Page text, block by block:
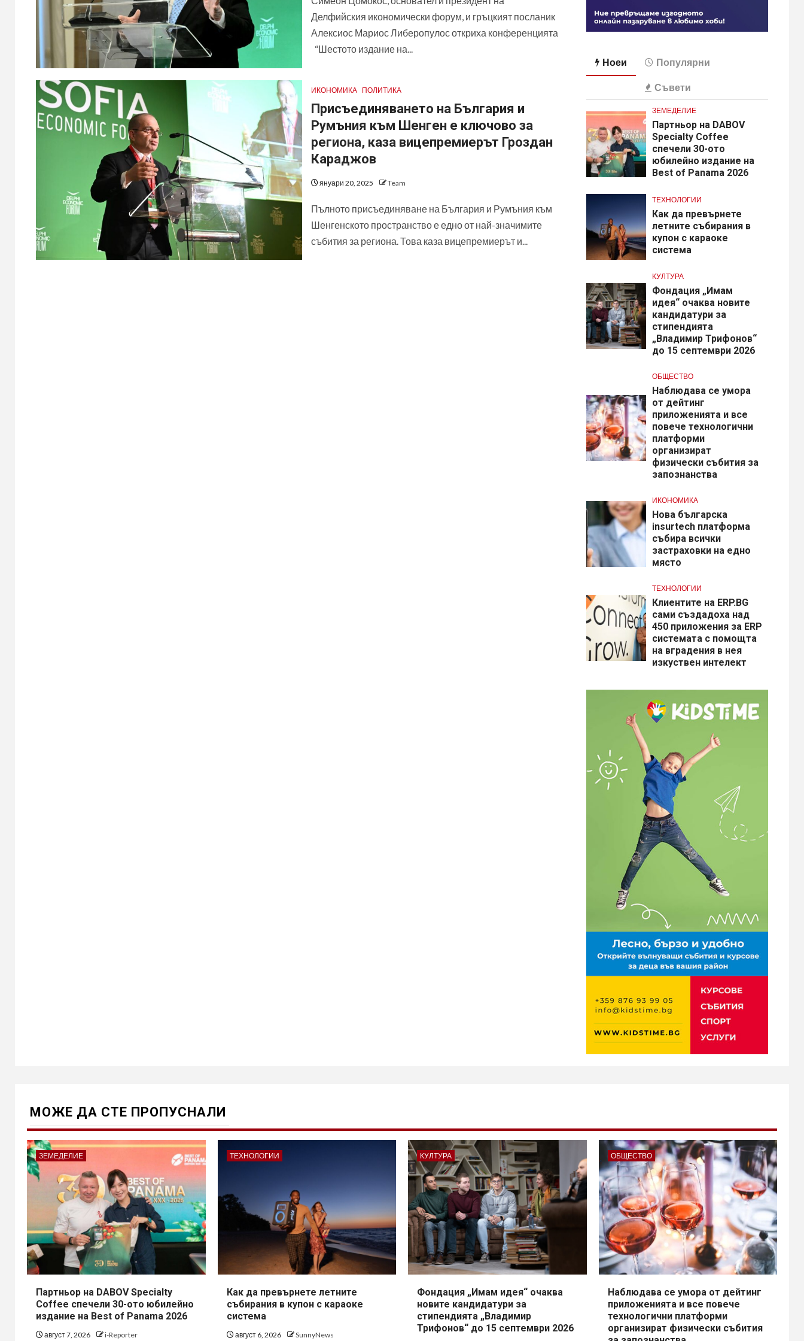
Делфийския икономически форум, и гръцкият посланик
Алексиос Мариос Либеропулос откриха конференцията
“Шестото издание на...
ИКОНОМИКА ПОЛИТИКА
Присъединяването на България и
Румъния към Шенген е ключово за
региона, каза вицепремиерът Гроздан
Караджов
януари 20, 2025 Team
Пълното присъединяване на България и Румъния към
Шенгенското пространство е едно от най-значимите
събития за региона. Това каза вицепремиерът и...
Ноеи Популярни
Съвети
ЗЕМЕДЕЛИЕ
Партньор на DABOV
Specialty Coffee
спечели 30-ото
юбилейно издание на
Best of Panama 2026
ТЕХНОЛОГИИ
Как да превърнете
летните събирания в
купон с караоке
система
КУЛТУРА
Фондация „Имам
идея“ очаква новите
кандидатури за
стипендията
„Владимир Трифонов“
до 15 септември 2026
ОБЩЕСТВО
Наблюдава се умора
от дейтинг
приложенията и все
повече технологични
платформи
организират
физически събития за
запознанства
ИКОНОМИКА
Нова българска
insurtech платформа
събира всички
застраховки на едно
място
ТЕХНОЛОГИИ
Клиентите на ERP.BG
сами създадоха над
450 приложения за ERP
системата с помощта
на вградения в нея
изкуствен интелект
МОЖE ДА СТЕ ПРОПУСНАЛИ
ЗЕМЕДЕЛИЕ
Партньор на DABOV Specialty
Coffee спечели 30-ото юбилейно
издание на Best of Panama 2026
август 7, 2026 i-Reporter
ТЕХНОЛОГИИ
Как да превърнете летните
събирания в купон с караоке
система
август 6, 2026 SunnyNews
КУЛТУРА
Фондация „Имам идея“ очаква
новите кандидатури за
стипендията „Владимир
Трифонов“ до 15 септември 2026
ОБЩЕСТВО
Наблюдава се умора от дейтинг
приложенията и все повече
технологични платформи
организират физически събития